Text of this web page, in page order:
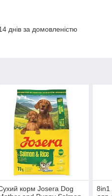
днів за домовленістю
корм Josera Dog
8in1